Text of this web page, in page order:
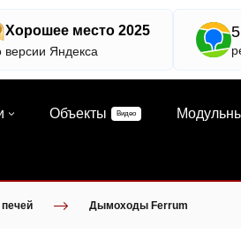
Хорошее место 2025
версии Яндекса
Объекты Видео
Дымоходы Ferrum